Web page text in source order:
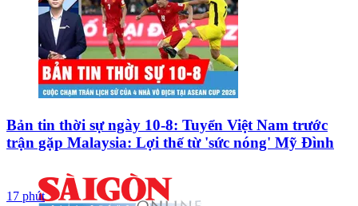
Bản tin thời sự ngày 10-8: Tuyển Việt Nam trước
trận gặp Malaysia: Lợi thế từ 'sức nóng' Mỹ Đình
17 phút